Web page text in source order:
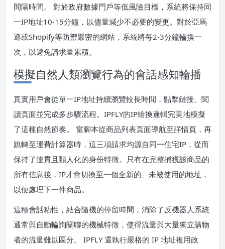
間隔時間。 對於政府數據門戶等低風險目標，系統將保持同
一IP地址10-15分鐘，以儘量減少不必要的變更。對於亞馬
遜或Shopify等防禦嚴密的網站，系統將每2-3分鐘輪換一
次，以避免請求量累積。
模擬自然人類瀏覽行為的會話感知輪播
真實用戶會從單一IP地址持續瀏覽較長時間，點擊鏈接、閱
讀頁面並完成多步驟流程。IPFLY的IP輪換邏輯完美地模擬
了這種自然節奏。 當腳本從商品列表頁面導航至詳情頁，再
跳轉至運費計算器時，這三項請求均源自同一住宅IP，從而
保持了連貫且類人化的身份特徵。只有在完整捕獲該商品的
所有信息後，IP才會切換至一個全新的、未被使用的地址，
以便處理下一件商品。
這種會話粘性，結合隨機的停留時間，消除了反機器人系統
通常與自動輪詢關聯的機械特徵，使得流量與大量獨立購物
者的流量難以區分。 IPFLY 還執行嚴格的 IP 地址複用政